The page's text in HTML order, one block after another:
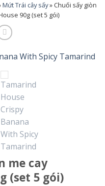
Mứt Trái cây sấy» Chuối sấy giòn
90g (set 5 gói)
me cay
(set 5 gói)